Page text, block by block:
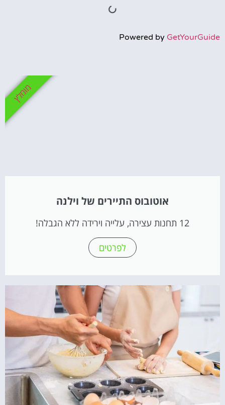
Powered by GetYourGuide
אוטובוס התיירים של וילנה
12 תחנות עצירה, עלייה וירידה ללא הגבלה!
לפרטים
מומלץ